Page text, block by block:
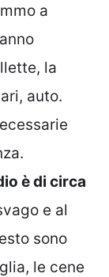
a
la
auto.
è di circa
e al
sono
le cene